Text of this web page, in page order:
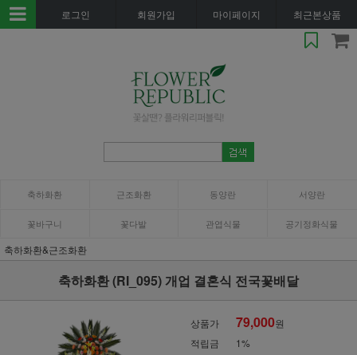
로그인 회원가입 마이페이지 최근본상품
축하화환 근조화환 동양란 서양란
꽃바구니 꽃다발 관엽식물 공기정화식물
축하화환&근조화환
축하화환 (RI_095) 개업 결혼식 전국꽃배달
상품가 79,000원
적립금
1%